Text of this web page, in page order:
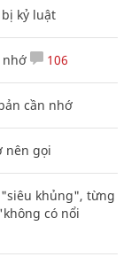
bị kỷ luật
nhớ 106
cần nhớ
nên gọi
khủng", từng
có nổi